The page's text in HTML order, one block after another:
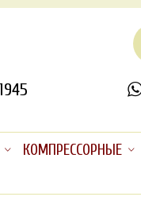
КОМПРЕССОРНЫЕ